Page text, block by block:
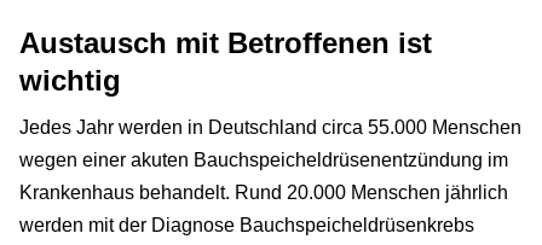
Austausch mit Betroffenen ist
wichtig
Jedes Jahr werden in Deutschland circa 55.000 Menschen
wegen einer akuten Bauchspeicheldrüsenentzündung im
Krankenhaus behandelt. Rund 20.000 Menschen jährlich
werden mit der Diagnose Bauchspeicheldrüsenkrebs